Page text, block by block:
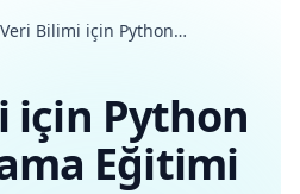
Veri Bilimi için Python
için Python
Eğitimi